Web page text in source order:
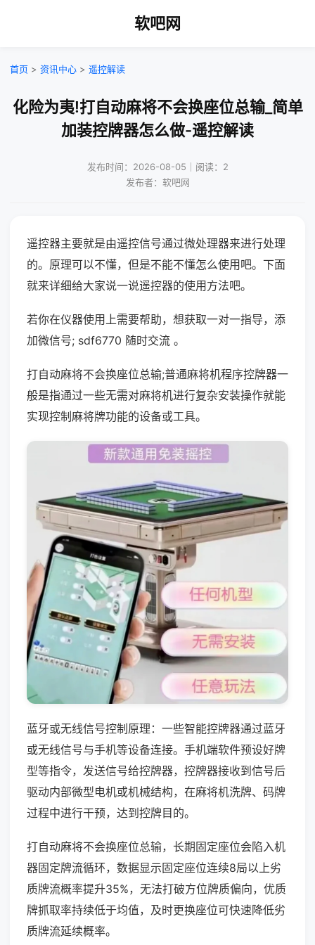
软吧网
首页 > 资讯中心 > 遥控解读
化险为夷!打自动麻将不会换座位总输_简单
加装控牌器怎么做-遥控解读
发布时间：2026-08-05｜阅读：2
发布者：软吧网
遥控器主要就是由遥控信号通过微处理器来进行处理
的。原理可以不懂，但是不能不懂怎么使用吧。下面
就来详细给大家说一说遥控器的使用方法吧。
若你在仪器使用上需要帮助，想获取一对一指导，添
加微信号; sdf6770 随时交流 。
打自动麻将不会换座位总输;普通麻将机程序控牌器一
般是指通过一些无需对麻将机进行复杂安装操作就能
实现控制麻将牌功能的设备或工具。
蓝牙或无线信号控制原理：一些智能控牌器通过蓝牙
或无线信号与手机等设备连接。手机端软件预设好牌
型等指令，发送信号给控牌器，控牌器接收到信号后
驱动内部微型电机或机械结构，在麻将机洗牌、码牌
过程中进行干预，达到控牌目的。
打自动麻将不会换座位总输，长期固定座位会陷入机
器固定牌流循环，数据显示固定座位连续8局以上劣
质牌流概率提升35%，无法打破方位牌质偏向，优质
牌抓取率持续低于均值，及时更换座位可快速降低劣
质牌流延续概率。